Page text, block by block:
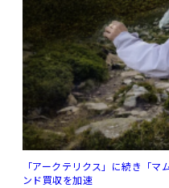
「アークテリクス」に続き「
ンド買収を加速